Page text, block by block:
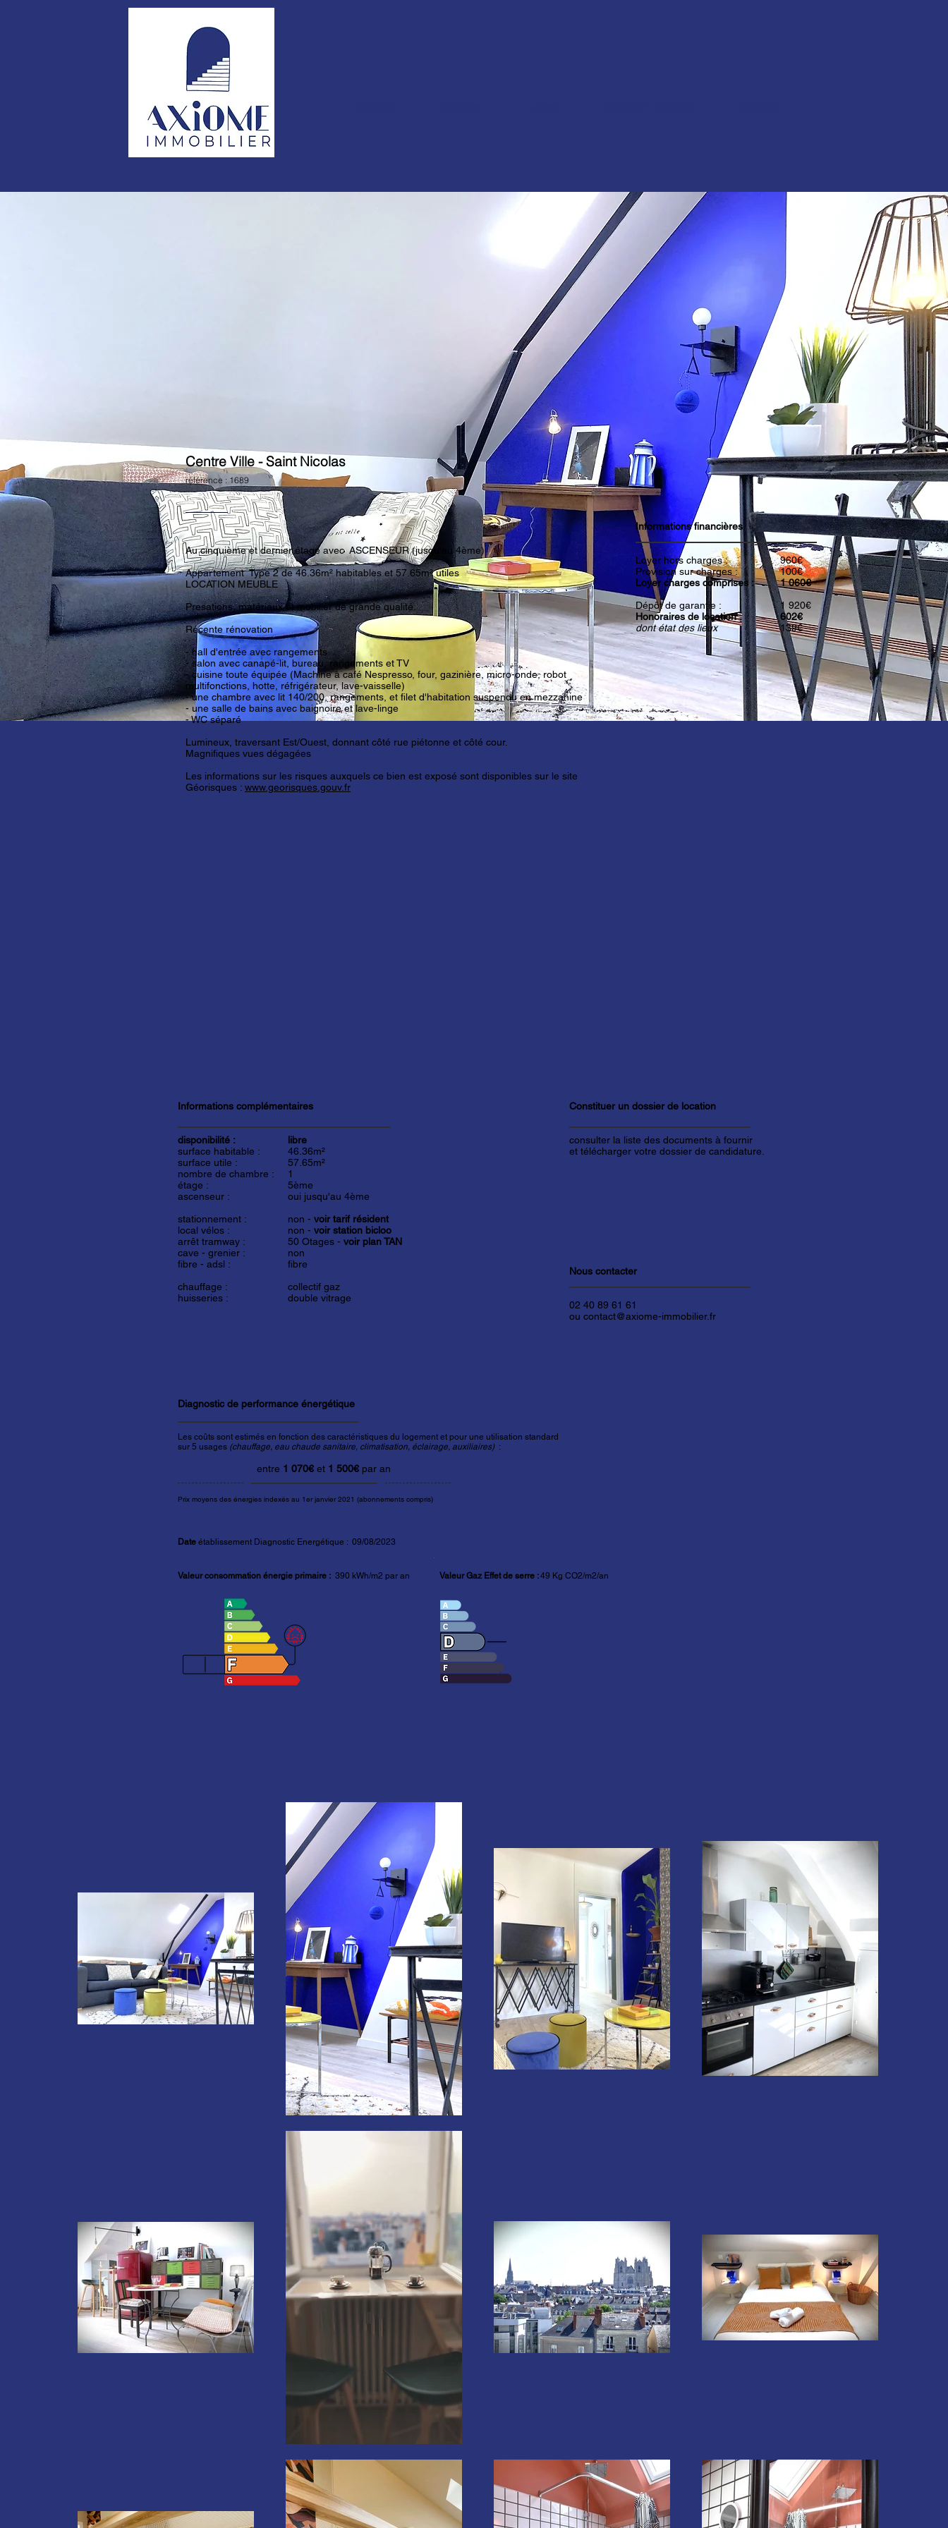
Centre Ville - Saint Nicolas
référence : 1689
Au cinquième et dernier étage avec ASCENSEUR (jusqu'au 4ème)
Appartement Type 2 de 46.36m² habitables et 57.65m² utiles
LOCATION MEUBLE
Presations, matériaux et mobilier de grande qualité.
Récente rénovation
- hall d'entrée avec rangements
- salon avec canapé-lit, bureau, rangements et TV
- cuisine toute équipée (Machine à café Nespresso, four, gazinière, micro-onde, robot
multifonctions, hotte, réfrigérateur, lave-vaisselle)
- une chambre avec lit 140/200, rangements, et filet d'habitation suspendu en mezzanine
- une salle de bains avec baignoire et lave-linge
- WC séparé
Lumineux, traversant Est/Ouest, donnant côté rue piétonne et côté cour.
Magnifiques vues dégagées
Les informations sur les risques auxquels ce bien est exposé sont disponibles sur le site
Géorisques : www.georisques.gouv.fr
Informations financières
Loyer hors charges :
Provision sur charges :
Loyer charges comprises :
Dépôt de garantie :
Honoraires de location :
dont état des lieux
960€
100€
1 060€
1 920€
602€
139€
Informations complémentaires
disponibilité :
surface habitable :
surface utile :
nombre de chambre :
étage :
ascenseur :
stationnement :
local vélos :
arrêt tramway :
cave - grenier :
fibre - adsl :
chauffage :
huisseries :
libre
46.36m²
57.65m²
1
5ème
oui jusqu'au 4ème
non - voir tarif résident
non - voir station bicloo
50 Otages - voir plan TAN
non
fibre
collectif gaz
double vitrage
Constituer un dossier de location
consulter la liste des documents à fournir
et télécharger votre dossier de candidature.
Nous contacter
02 40 89 61 61
ou contact@axiome-immobilier.fr
Diagnostic de performance énergétique
Les coûts sont estimés en fonction des caractéristiques du logement et pour une utilisation standard
sur 5 usages (chauffage, eau chaude sanitaire, climatisation, éclairage, auxiliaires) :
entre 1 070€ et 1 500€ par an
Prix moyens des énergies indexés au 1er janvier 2021 (abonnements compris)
Date établissement Diagnostic Energétique : 09/08/2023
Valeur consommation énergie primaire : 390 kWh/m2 par an Valeur Gaz Effet de serre :49 Kg CO2/m2/an